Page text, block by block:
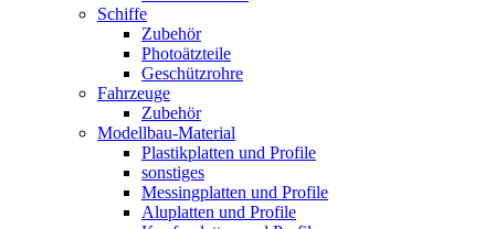
Schiffe
Zubehör
Photoätzteile
Geschützrohre
Fahrzeuge
Zubehör
Modellbau-Material
Plastikplatten und Profile
sonstiges
Messingplatten und Profile
Aluplatten und Profile